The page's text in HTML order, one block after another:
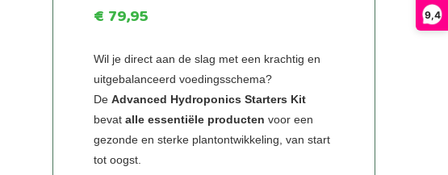
9,4
€ 79,95
Wil je direct aan de slag met een krachtig en
uitgebalanceerd voedingsschema?
De Advanced Hydroponics Starters Kit
bevat alle essentiële producten voor een
gezonde en sterke plantontwikkeling, van start
tot oogst.